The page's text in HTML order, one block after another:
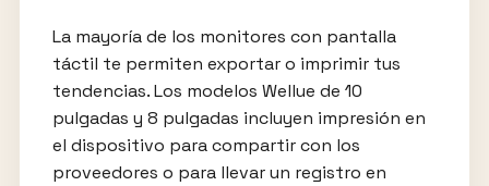
La mayoría de los monitores con pantalla
táctil te permiten exportar o imprimir tus
tendencias. Los modelos Wellue de 10
pulgadas y 8 pulgadas incluyen impresión en
el dispositivo para compartir con los
proveedores o para llevar un registro en